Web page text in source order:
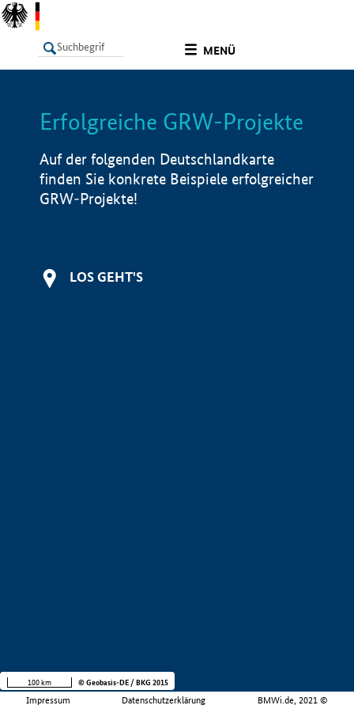
MENÜ
LISTE Info
Erfolgreiche GRW-Projekte
Auf der folgenden Deutschlandkarte
finden Sie konkrete Beispiele erfolgreicher
GRW-Projekte!
LOS GEHT'S
Impressum Datenschutzerklärung BMWi.de, 2021 ©
100 km © Geobasis-DE / BKG 2015